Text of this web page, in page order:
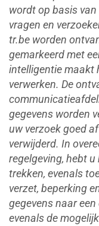
wordt op basis
vragen en
tr.be worden
gemarkeerd met
intelligentie maakt
verwerken. De
gegevens worden
uw verzoek goed
verwijderd. In
regelgeving, hebt
trekken, evenals
verzet, beperking
gegevens naar
evenals de